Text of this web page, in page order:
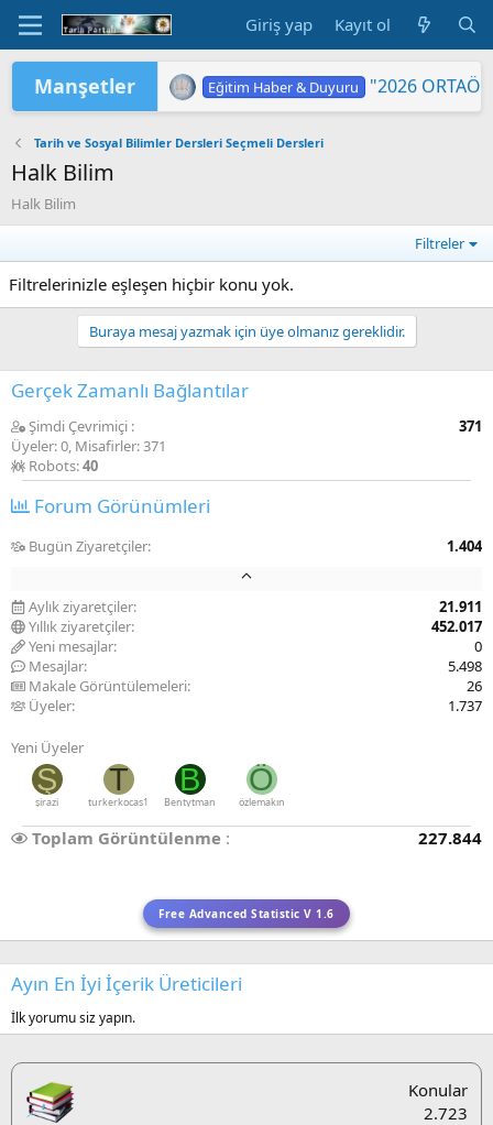
Giriş yap Kayıt ol
Manşetler
Eğitim Haber & Duyuru
Eğitim Haber & Duyuru
Eğitim Haber & Duyuru "2026
LGS
TÜRKİYE YÜZYILI MAARİF
Eğitim Haber & Duyuru
2026 Yükseköğretim Kurumları
Eğitim Haber & Duyuru
Eğitim Haber & Duyuru
2026 HAZİRAN DÖNEMİ MESLEKİ
Tarih ve Sosyal Bilimler Dersleri Seçmeli Dersleri
Halk Bilim
Halk Bilim
Filtreler
Filtrelerinizle eşleşen hiçbir konu yok.
Buraya mesaj yazmak için üye olmanız gereklidir.
Gerçek Zamanlı Bağlantılar
Şimdi Çevrimiçi
371
Üyeler: 0, Misafirler: 371
Robots:40
Forum Görünümleri
Bugün Ziyaretçiler 1.404
Aylık ziyaretçiler
21.911
Yıllık ziyaretçiler
452.017
Yeni mesajlar
0
Mesajlar
5.498
Makale Görüntülemeleri
26
Üyeler
1.737
Yeni Üyeler
Ş
şirazi
T
turkerkocas1
B
Bentytman
Ö
özlemakın
Toplam Görüntülenme 227.844
Free Advanced Statistic V 1.6
Ayın En İyi İçerik Üreticileri
İlk yorumu siz yapın.
Konular
2.723